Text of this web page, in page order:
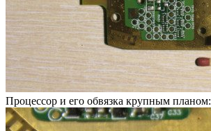
Процессор и его обвязка крупным планом: